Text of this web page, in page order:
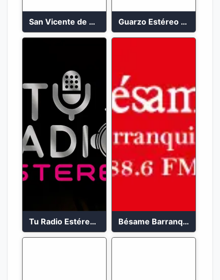
San Vicente de Chucuri 91.2 FM Guarzo Estéreo 24/7
Tu Radio Estéreo 24/7 Bésame Barranquilla en vivo 88.6 FM